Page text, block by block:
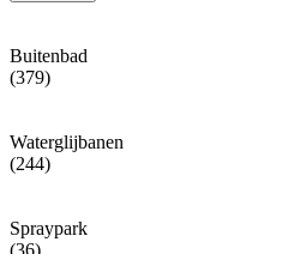
Buitenbad
(379)
Waterglijbanen
(244)
Spraypark
(36)